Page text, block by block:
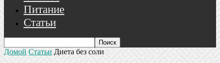
Питание
Статьи
Домой Статьи Диета без соли